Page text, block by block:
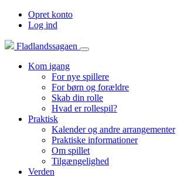
Opret konto
Log ind
Fladlandssagaen
Kom igang
For nye spillere
For børn og forældre
Skab din rolle
Hvad er rollespil?
Praktisk
Kalender og andre arrangementer
Praktiske informationer
Om spillet
Tilgængelighed
Verden